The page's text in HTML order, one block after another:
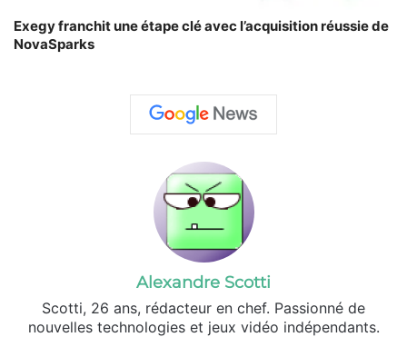
Exegy franchit une étape clé avec l’acquisition réussie de
NovaSparks
Alexandre Scotti
Scotti, 26 ans, rédacteur en chef. Passionné de
nouvelles technologies et jeux vidéo indépendants.